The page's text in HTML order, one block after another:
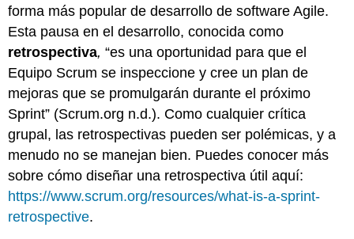
forma más popular de desarrollo de software Agile.
Esta pausa en el desarrollo, conocida como
retrospectiva, “es una oportunidad para que el
Equipo Scrum se inspeccione y cree un plan de
mejoras que se promulgarán durante el próximo
Sprint” (Scrum.org n.d.). Como cualquier crítica
grupal, las retrospectivas pueden ser polémicas, y a
menudo no se manejan bien. Puedes conocer más
sobre cómo diseñar una retrospectiva útil aquí:
https://www.scrum.org/resources/what-is-a-sprint-
retrospective.